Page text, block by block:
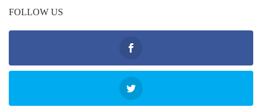
FOLLOW US